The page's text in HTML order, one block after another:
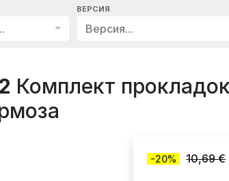
ВЕРСИЯ
Версия...
Комплект
-20% 10,69 €